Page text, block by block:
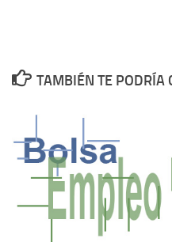
TAMBIÉN TE PODRÍA